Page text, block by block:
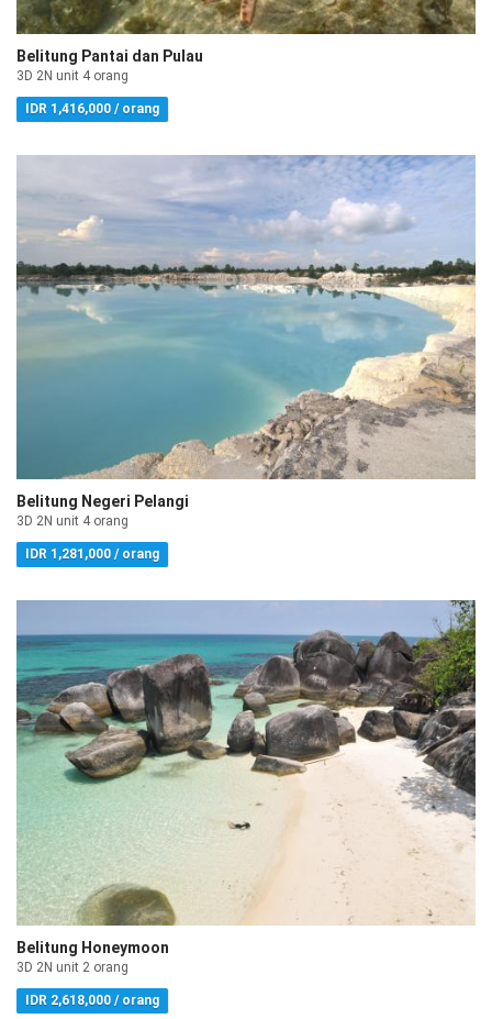
Belitung Pantai dan Pulau
3D 2N unit 4 orang
IDR 1,416,000 / orang
Belitung Negeri Pelangi
3D 2N unit 4 orang
IDR 1,281,000 / orang
Belitung Honeymoon
3D 2N unit 2 orang
IDR 2,618,000 / orang